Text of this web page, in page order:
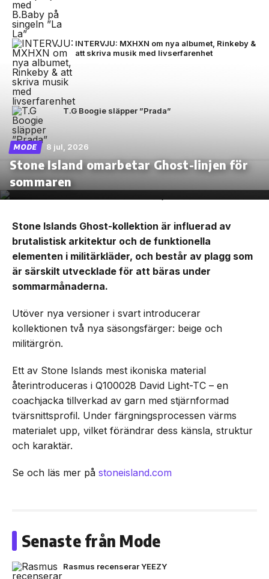
INTERVJU: MXHXN om nya albumet, Rinkeby &
att skriva musik med livserfarenhet
T.G Boogie släpper ”Prada”
MODE 8 jul, 2026
Stone Island omarbetar Ghost-linjen för
sommaren
Stone Islands Ghost-kollektion är influerad av
brutalistisk arkitektur och de funktionella
elementen i militärkläder, och består av plagg som
är särskilt utvecklade för att bäras under
sommarmånaderna.
Utöver nya versioner i svart introducerar
kollektionen två nya säsongsfärger: beige och
militärgrön.
Ett av Stone Islands mest ikoniska material
återintroduceras i Q100028 David Light-TC – en
coachjacka tillverkad av garn med stjärnformad
tvärsnittsprofil. Under färgningsprocessen värms
materialet upp, vilket förändrar dess känsla, struktur
och karaktär.
Se och läs mer på stoneisland.com
Senaste från Mode
Rasmus recenserar YEEZY